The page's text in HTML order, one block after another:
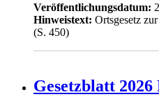
Veröffentlichungsdatum:
Hinweistext: Ortsgesetz
(S. 450)
Gesetzblatt 2026